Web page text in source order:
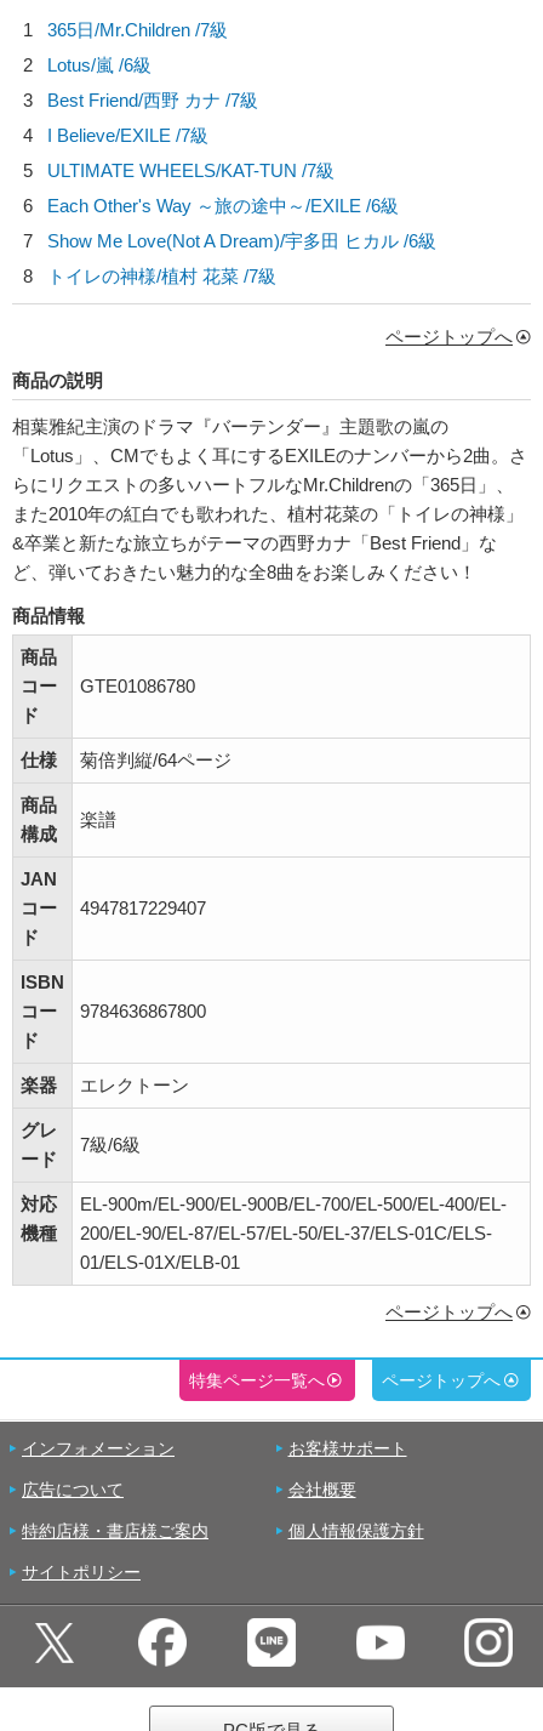
1
365日/Mr.Children /7級
2
Lotus/嵐 /6級
3
Best Friend/西野 カナ /7級
4
I Believe/EXILE /7級
5
ULTIMATE WHEELS/KAT-TUN /7級
6
Each Other's Way ～旅の途中～/EXILE /6級
7
Show Me Love(Not A Dream)/宇多田 ヒカル /6級
8
トイレの神様/植村 花菜 /7級
ページトップへ
商品の説明
相葉雅紀主演のドラマ『バーテンダー』主題歌の嵐の
「Lotus」、CMでもよく耳にするEXILEのナンバーから2曲。さ
らにリクエストの多いハートフルなMr.Childrenの「365日」、
また2010年の紅白でも歌われた、植村花菜の「トイレの神様」
&卒業と新たな旅立ちがテーマの西野カナ「Best Friend」な
ど、弾いておきたい魅力的な全8曲をお楽しみください！
商品情報
商品
コー
ド
GTE01086780
仕様 菊倍判縦/64ページ
商品
構成
楽譜
JAN
コー
ド
4947817229407
ISBN
コー
ド
9784636867800
楽器 エレクトーン
グレ
ード
7級/6級
対応
機種
EL-900m/EL-900/EL-900B/EL-700/EL-500/EL-400/EL-
200/EL-90/EL-87/EL-57/EL-50/EL-37/ELS-01C/ELS-
01/ELS-01X/ELB-01
ページトップへ
特集ページ一覧へ ページトップへ
インフォメーション お客様サポート
広告について 会社概要
特約店様・書店様ご案内 個人情報保護方針
サイトポリシー